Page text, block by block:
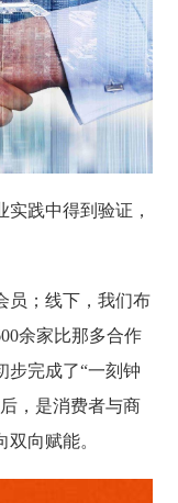
践中得到验证，
员；线下，我们布
余家比那多合作
步完成了“一刻钟
，是消费者与商
向赋能。